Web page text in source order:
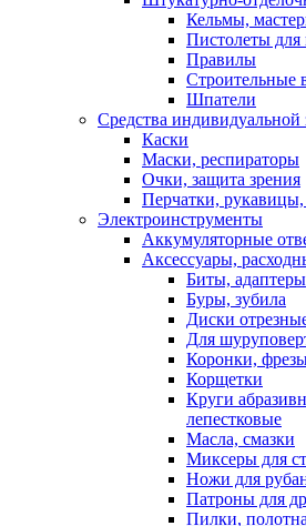
Кельмы,
Пистолеты для
Правилы
Строительные
Шпатели
Средства
Каски
Маски, респираторы
Очки, защита зрения
Перчатки, рукавицы,
Электроинструменты
Аккумуляторные
Аксессуары,
Биты, адаптеры
Буры, зубила
Диски
Для
Коронки,
Корщетки
Круги
лепестковые
Масла, смазки
Миксеры для
Ножи для
Патроны для
Пилки,